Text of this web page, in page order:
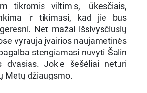
tikromis viltimis, lūkesčiais,
ir tikimasi, kad jie bus
Net mažai išsivysčiusių
vyrauja įvairios naujametinės
stengiamasi nuvyti Šalin
dvasias. Jokie šešėliai neturi
Metų džiaugsmo.